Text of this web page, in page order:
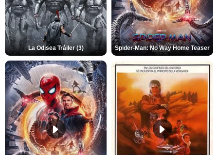
La Odisea Tráiler (3) Spider-Man: No Way Home Teaser